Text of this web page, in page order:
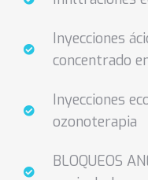
Inyecciones
concentrado
Inyecciones
ozonoterapia
BLOQUEOS